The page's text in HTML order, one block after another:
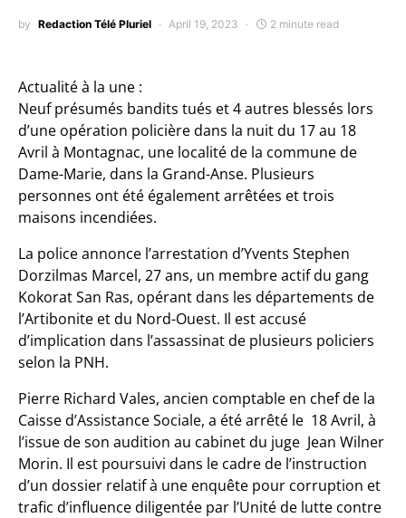
by Redaction Télé Pluriel April 19, 2023 2 minute read
Actualité à la une :
Neuf présumés bandits tués et 4 autres blessés lors
d’une opération policière dans la nuit du 17 au 18
Avril à Montagnac, une localité de la commune de
Dame-Marie, dans la Grand-Anse. Plusieurs
personnes ont été également arrêtées et trois
maisons incendiées.
La police annonce l’arrestation d’Yvents Stephen
Dorzilmas Marcel, 27 ans, un membre actif du gang
Kokorat San Ras, opérant dans les départements de
l’Artibonite et du Nord-Ouest. Il est accusé
d’implication dans l’assassinat de plusieurs policiers
selon la PNH.
Pierre Richard Vales, ancien comptable en chef de la
Caisse d’Assistance Sociale, a été arrêté le 18 Avril, à
l’issue de son audition au cabinet du juge Jean Wilner
Morin. Il est poursuivi dans le cadre de l’instruction
d’un dossier relatif à une enquête pour corruption et
trafic d’influence diligentée par l’Unité de lutte contre